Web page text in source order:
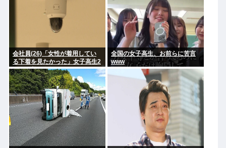
会社員(26)「女性が着用してい
る下着を見たかった」女子高生2
人の下着を盗撮
全国の女子高生、お前らに苦言
www